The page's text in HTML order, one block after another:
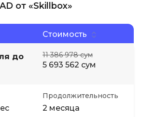
от «Skillbox»
Стоимость
до
11 386 978 сум
5 693 562 сум
Продолжительность
2 месяца